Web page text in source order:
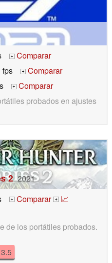
+
Comparar
fps +
Comparar
+
Comparar
probados en ajustes
2 2021
+ Comparar + 📈
de los portátiles probados.